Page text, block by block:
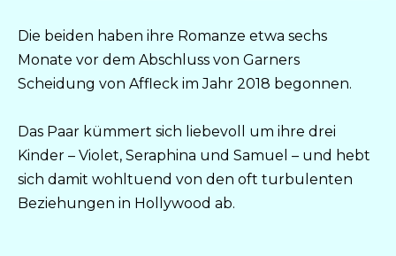
Die beiden haben ihre Romanze etwa sechs
Monate vor dem Abschluss von Garners
Scheidung von Affleck im Jahr 2018 begonnen.
Das Paar kümmert sich liebevoll um ihre drei
Kinder – Violet, Seraphina und Samuel – und hebt
sich damit wohltuend von den oft turbulenten
Beziehungen in Hollywood ab.